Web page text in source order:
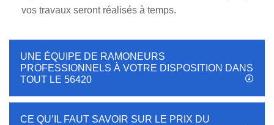
vos travaux seront réalisés à temps.
UNE ÉQUIPE DE RAMONEURS
PROFESSIONNELS À VOTRE DISPOSITION DANS
TOUT LE 56420
CE QU’IL FAUT SAVOIR SUR LE PRIX DU